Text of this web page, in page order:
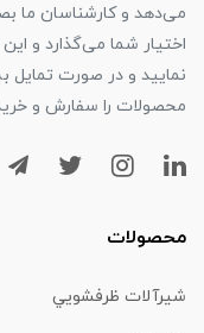
می‌دهد و کارشناسان ما
اختیار شما می‌گذارد و
نمایید و در صورت تمایل
محصولات را سفارش و
محصولات
شیرآلات ظرفشويي